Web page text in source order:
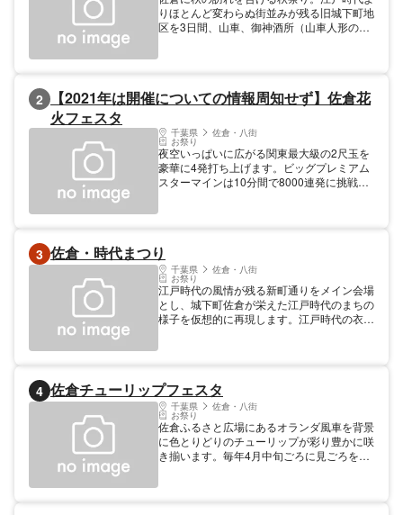
りほとんど変わらぬ街並みが残る旧城下町地
区を3日間、山車、御神酒所（山車人形のな
の大神輿は江戸中期に8ヶ月かけて製作され
※2021年の開催は中止となりました。
2
【2021年は開催についての情報周知せず】佐倉花
火フェスタ
千葉県 佐倉・八街
お祭り
夜空いっぱいに広がる関東最大級の2尺玉を
豪華に4発打ち上げます。ビッグプレミアム
スターマインは10分間で8000連発に挑戦！
3 佐倉・時代まつり
千葉県 佐倉・八街
お祭り
江戸時代の風情が残る新町通りをメイン会場
とし、城下町佐倉が栄えた江戸時代のまちの
様子を仮想的に再現します。江戸時代の衣装
4 佐倉チューリップフェスタ
千葉県 佐倉・八街
お祭り
佐倉ふるさと広場にあるオランダ風車を背景
に色とりどりのチューリップが彩り豊かに咲
き揃います。毎年4月中旬ごろに見ごろを迎